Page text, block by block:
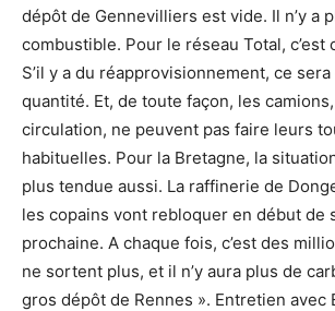
dépôt de Gennevilliers est vide. Il n’y a
combustible. Pour le réseau Total, c’est
S’il y a du réapprovisionnement, ce
quantité. Et, de toute façon, les
circulation, ne peuvent pas faire leurs
habituelles. Pour la Bretagne, la
plus tendue aussi. La raffinerie de
les copains vont rebloquer en début de
prochaine. A chaque fois, c’est des
ne sortent plus, et il n’y aura plus de
gros dépôt de Rennes ». Entretien avec